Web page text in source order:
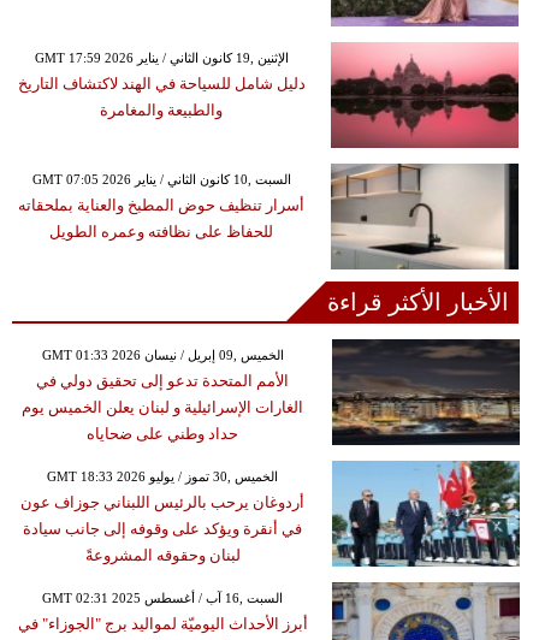
GMT 17:59 2026 الإثنين ,19 كانون الثاني / يناير
دليل شامل للسياحة في الهند لاكتشاف التاريخ
والطبيعة والمغامرة
GMT 07:05 2026 السبت ,10 كانون الثاني / يناير
أسرار تنظيف حوض المطبخ والعناية بملحقاته
للحفاظ على نظافته وعمره الطويل
الأخبار الأكثر قراءة
GMT 01:33 2026 الخميس ,09 إبريل / نيسان
الأمم المتحدة تدعو إلى تحقيق دولي في
الغارات الإسرائيلية و لبنان يعلن الخميس يوم
حداد وطني على ضحاياه
GMT 18:33 2026 الخميس ,30 تموز / يوليو
أردوغان يرحب بالرئيس اللبناني جوزاف عون
في أنقرة ويؤكد على وقوفه إلى جانب سيادة
لبنان وحقوقه المشروعةً
GMT 02:31 2025 السبت ,16 آب / أغسطس
أبرز الأحداث اليوميّة لمواليد برج "الجوزاء" في